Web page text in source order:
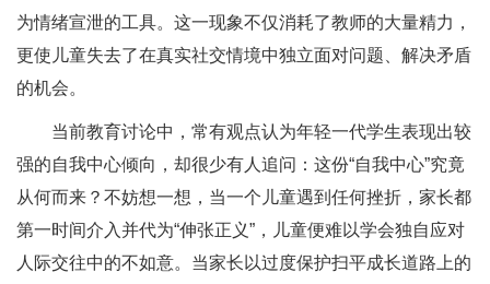
为情绪宣泄的工具。这一现象不仅消耗了教师的大量精力，
更使儿童失去了在真实社交情境中独立面对问题、解决矛盾
的机会。
当前教育讨论中，常有观点认为年轻一代学生表现出较
强的自我中心倾向，却很少有人追问：这份“自我中心”究竟
从何而来？不妨想一想，当一个儿童遇到任何挫折，家长都
第一时间介入并代为“伸张正义”，儿童便难以学会独自应对
人际交往中的不如意。当家长以过度保护扫平成长道路上的